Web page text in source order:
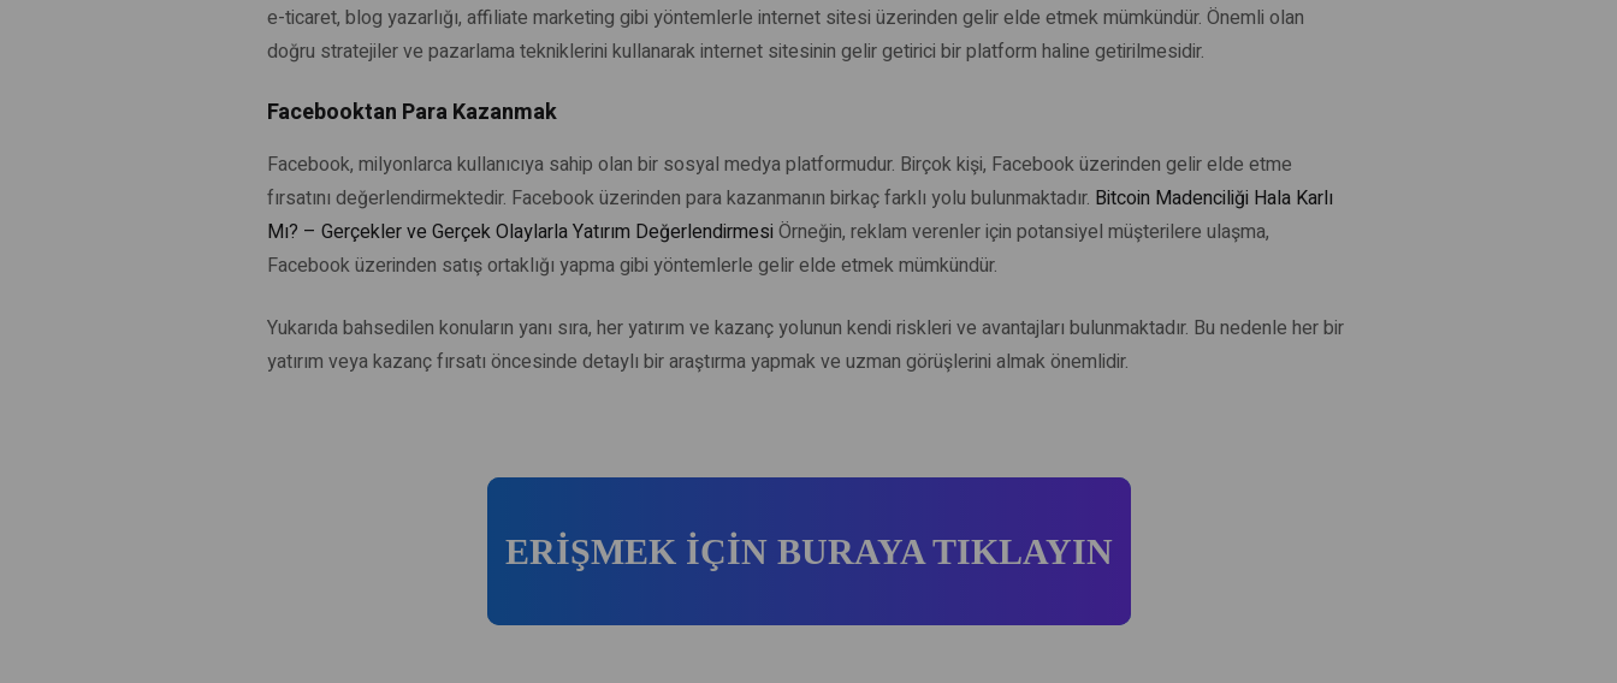
e-ticaret, blog yazarlığı, affiliate marketing gibi yöntemlerle internet sitesi üzerinden gelir elde etmek mümkündür. Önemli olan
doğru stratejiler ve pazarlama tekniklerini kullanarak internet sitesinin gelir getirici bir platform haline getirilmesidir.
Facebooktan Para Kazanmak
Facebook, milyonlarca kullanıcıya sahip olan bir sosyal medya platformudur. Birçok kişi, Facebook üzerinden gelir elde etme
fırsatını değerlendirmektedir. Facebook üzerinden para kazanmanın birkaç farklı yolu bulunmaktadır. Bitcoin Madenciliği Hala Karlı
Mı? – Gerçekler ve Gerçek Olaylarla Yatırım Değerlendirmesi Örneğin, reklam verenler için potansiyel müşterilere ulaşma,
Facebook üzerinden satış ortaklığı yapma gibi yöntemlerle gelir elde etmek mümkündür.
Yukarıda bahsedilen konuların yanı sıra, her yatırım ve kazanç yolunun kendi riskleri ve avantajları bulunmaktadır. Bu nedenle her bir
yatırım veya kazanç fırsatı öncesinde detaylı bir araştırma yapmak ve uzman görüşlerini almak önemlidir.
ERİŞMEK İÇİN BURAYA TIKLAYIN